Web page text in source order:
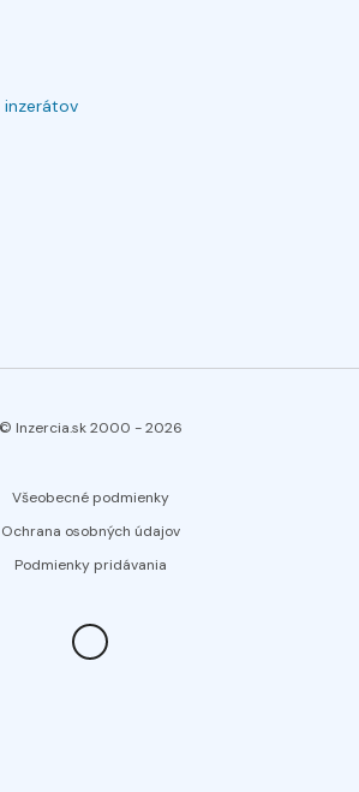
inzerátov
© Inzercia.sk 2000 -2026
Všeobecné podmienky
Ochrana osobných údajov
Podmienky pridávania